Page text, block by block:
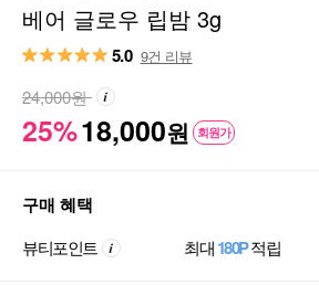
베어 글로우 립밤 3g
5.0 9건 리뷰
25%18,000원 회원가
24,000원
구매 혜택
뷰티포인트 최대180P적립